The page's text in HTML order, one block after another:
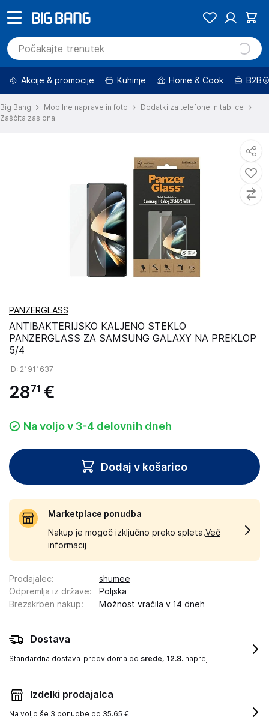
Akcije & promocije Kuhinje Home & Cook B2B
Big Bang Mobilne naprave in foto
Dodatki za telefone in tablice
Zaščita zaslona
PANZERGLASS
ANTIBAKTERIJSKO KALJENO STEKLO
PANZERGLASS ZA SAMSUNG GALAXY NA PREKLOP
5/4
ID: 21911637
2871 €
Na voljo v 3-4 delovnih dneh
Dodaj v košarico
Marketplace ponudba
Nakup je mogoč izključno preko spleta.Več
informacij
Prodajalec:
shumee
Odpremlja iz države:
Poljska
Brezskrben nakup: Možnost vračila v 14 dneh
Dostava
Standardna dostava predvidoma od srede, 12.8. naprej
Izdelki prodajalca
Na voljo še 3 ponudbe od 35.65 €